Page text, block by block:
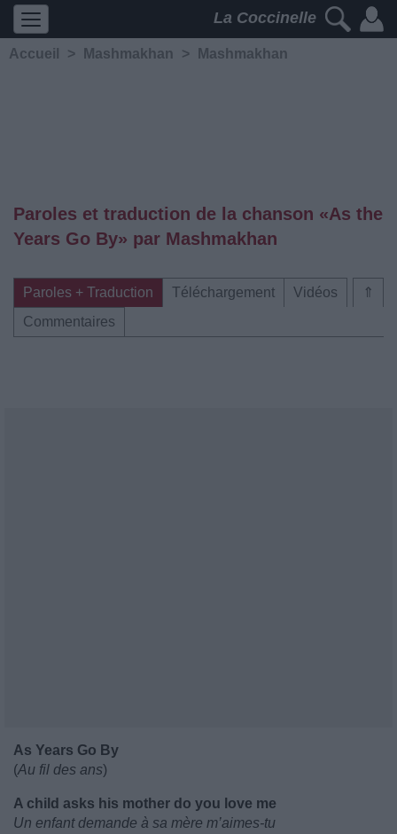
La Coccinelle
Accueil > Mashmakhan > Mashmakhan
Paroles et traduction de la chanson «As the
Years Go By» par Mashmakhan
⇑
Paroles + Traduction Téléchargement
Vidéos
Commentaires
As Years Go By
(Au fil des ans)
A child asks his mother do you love me
Un enfant demande à sa mère m’aimes-tu